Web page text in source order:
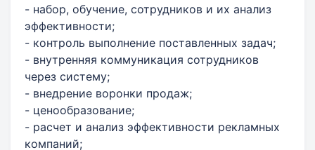
- набор, обучение, сотрудников и их анализ
эффективности;
- контроль выполнение поставленных задач;
- внутренняя коммуникация сотрудников
через систему;
- внедрение воронки продаж;
- ценообразование;
- расчет и анализ эффективности рекламных
компаний;